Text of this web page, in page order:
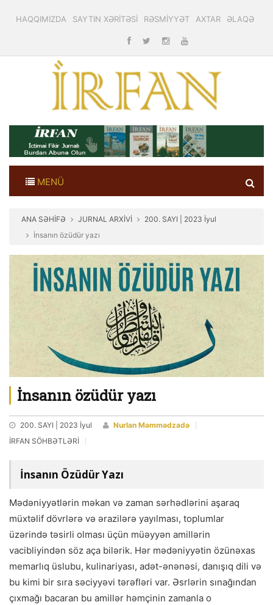
HAQQIMIZDA SAYTIN XƏRİTƏSİ RƏSMİYYƏT AXTAR ƏLAQƏ
MENÜ
ANA SƏHİFƏ JURNAL ARXİVİ
200. SAYI | 2023 İyul
İnsanın özüdür yazı
İnsanın özüdür yazı
200. SAYI | 2023 İyul
Nurlan Məmmədzadə
İRFAN SÖHBƏTLƏRİ
İnsanın Özüdür Yazı
Mədəniyyətlərin məkan və zaman sərhədlərini aşaraq
müxtəlif dövrlərə və ərazilərə yayılması, toplumlar
üzərində təsirli olması üçün müəyyən amillərin
vacibliyindən söz aça bilərik. Hər mədəniyyətin özünəxas
memarlıq üslubu, kulinariyası, adət-ənənəsi, danışıq dili və
bu kimi bir sıra səciyyəvi tərəfləri var. Əsrlərin sınağından
çıxmağı bacaran bu amillər həmçinin zamanla o